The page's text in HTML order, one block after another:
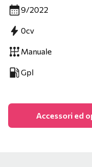
9/2022
0cv
Manuale
Gpl
Accessori ed